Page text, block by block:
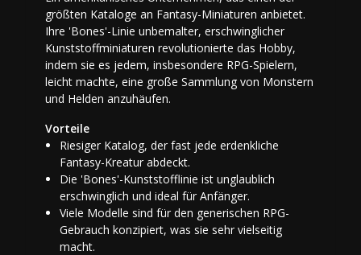
größten Kataloge an Fantasy-Miniaturen anbietet.
Ihre 'Bones'-Linie unbemalter, erschwinglicher
Kunststoffminiaturen revolutionierte das Hobby,
indem sie es jedem, insbesondere RPG-Spielern,
leicht machte, eine große Sammlung von Monstern
und Helden anzuhäufen.
Vorteile
Riesiger Katalog, der fast jede erdenkliche
Fantasy-Kreatur abdeckt.
Die 'Bones'-Kunststofflinie ist unglaublich
erschwinglich und ideal für Anfänger.
Viele Modelle sind für den generischen RPG-
Gebrauch konzipiert, was sie sehr vielseitig
macht.